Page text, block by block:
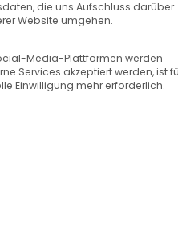
der Diözese der
Lage in Armenien,
wie aus einer lokalen
zum Guten,
die strukturellen
die uns Aufschluss darüber
Website umgehen.
Media-Plattformen werden
Services akzeptiert werden, ist
Einwilligung mehr erforderlich.